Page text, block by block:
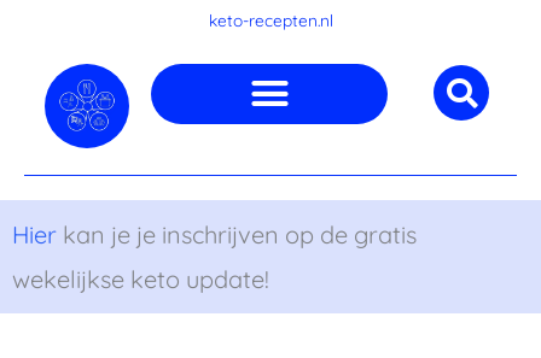
inhoud
keto-recepten.nl
Hier kan je je inschrijven op de gratis
wekelijkse keto update!